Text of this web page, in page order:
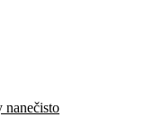
nanečisto